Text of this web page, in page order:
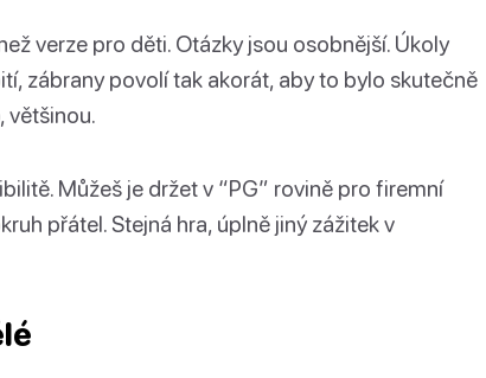
verze pro děti. Otázky jsou osobnější. Úkoly
zábrany povolí tak akorát, aby to bylo skutečně
většinou.
Můžeš je držet v “PG” rovině pro firemní
přátel. Stejná hra, úplně jiný zážitek v